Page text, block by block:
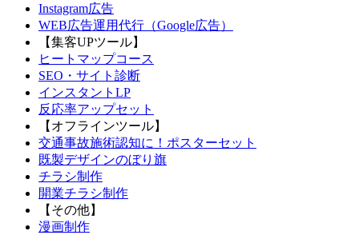
Instagram広告
WEB広告運用代行（Google広告）
【集客UPツール】
ヒートマップコース
SEO・サイト診断
インスタントLP
反応率アップセット
【オフラインツール】
交通事故施術認知に！ポスターセット
既製デザインのぼり旗
チラシ制作
開業チラシ制作
【その他】
漫画制作